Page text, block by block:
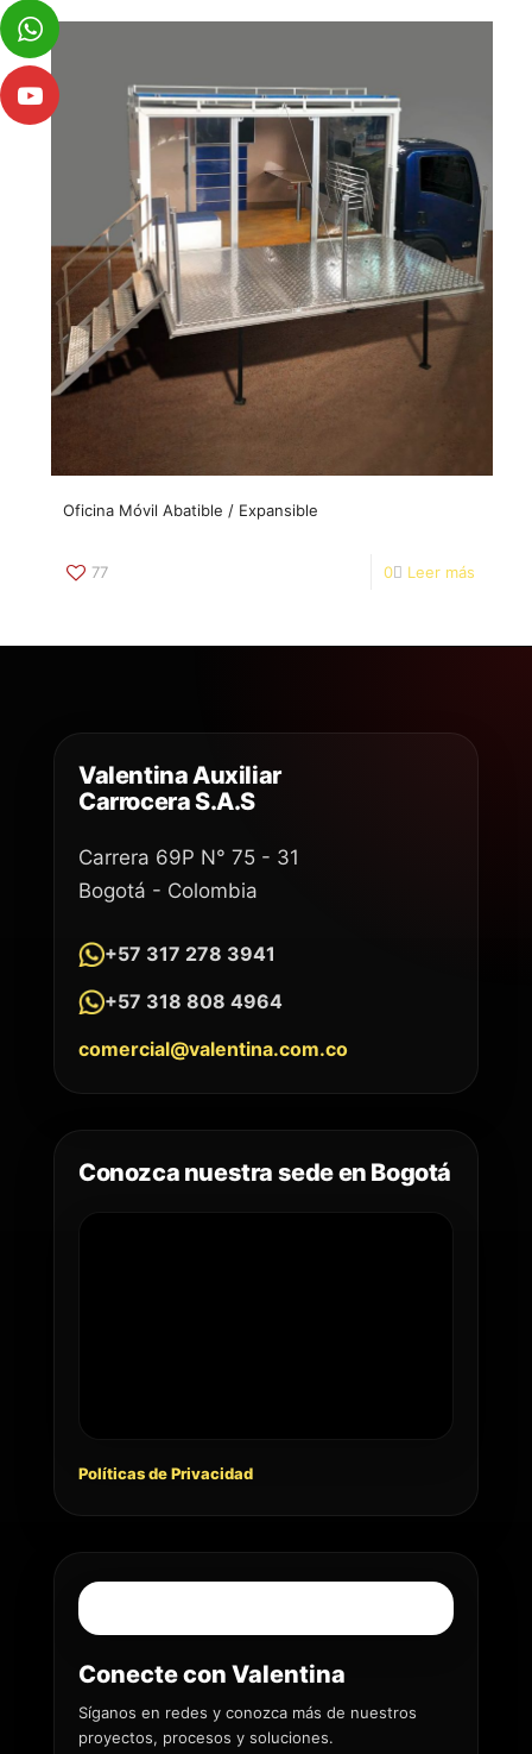
Oficina Móvil Abatible / Expansible
77 0 Leer más
Valentina Auxiliar
Carrocera S.A.S
Carrera 69P N° 75 - 31
Bogotá - Colombia
+57 317 278 3941
+57 318 808 4964
comercial@valentina.com.co
Conozca nuestra sede en Bogotá
Políticas de Privacidad
Conecte con Valentina
Síganos en redes y conozca más de nuestros
proyectos, procesos y soluciones.